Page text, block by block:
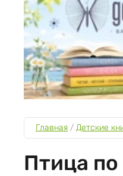
Главная / Детские
Птица